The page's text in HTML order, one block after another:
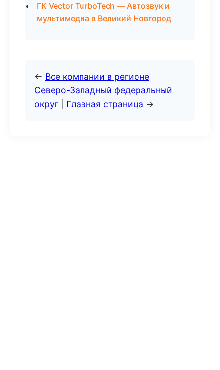
ГК Vector TurboTech — Автозвук и
мультимедиа в Великий Новгород
← Все компании в регионе
Северо-Западный федеральный
округ
Главная страница →